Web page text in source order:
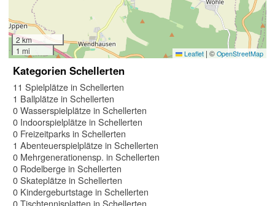
2 km
1 mi
Leaflet | © OpenStreetMap
Kategorien Schellerten
11 Spielplätze in Schellerten
1 Ballplätze in Schellerten
0 Wasserspielplätze in Schellerten
0 Indoorspielplätze in Schellerten
0 Freizeitparks in Schellerten
1 Abenteuerspielplätze in Schellerten
0 Mehrgenerationensp. in Schellerten
0 Rodelberge in Schellerten
0 Skateplätze in Schellerten
0 Kindergeburtstage in Schellerten
0 Tischtennisplatten in Schellerten